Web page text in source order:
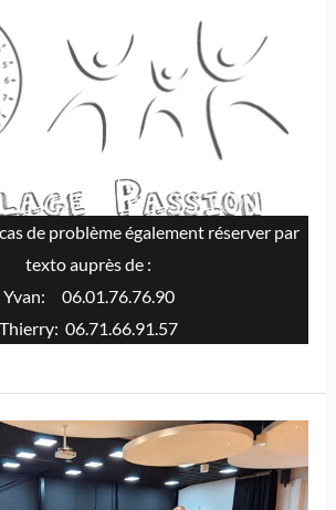
de problème également réserver par
texto auprès de :
Yvan: 06.01.76.76.90
Thierry: 06.71.66.91.57